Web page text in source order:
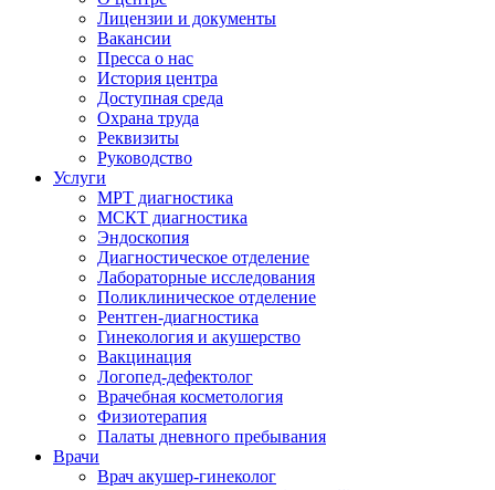
Лицензии и документы
Вакансии
Пресса о нас
История центра
Доступная среда
Охрана труда
Реквизиты
Руководство
Услуги
МРТ диагностика
МСКТ диагностика
Эндоскопия
Диагностическое отделение
Лабораторные исследования
Поликлиническое отделение
Рентген-диагностика
Гинекология и акушерство
Вакцинация
Логопед-дефектолог
Врачебная косметология
Физиотерапия
Палаты дневного пребывания
Врачи
Врач акушер-гинеколог